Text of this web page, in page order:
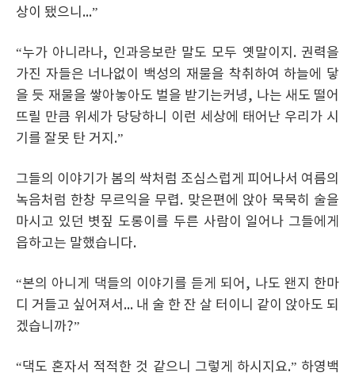
상이 됐으니...”
“누가 아니라나, 인과응보란 말도 모두 옛말이지. 권력을
가진 자들은 너나없이 백성의 재물을 착취하여 하늘에 닿
을 듯 재물을 쌓아놓아도 벌을 받기는커녕, 나는 새도 떨어
뜨릴 만큼 위세가 당당하니 이런 세상에 태어난 우리가 시
기를 잘못 탄 거지.”
그들의 이야기가 봄의 싹처럼 조심스럽게 피어나서 여름의
녹음처럼 한창 무르익을 무렵. 맞은편에 앉아 묵묵히 술을
마시고 있던 볏짚 도롱이를 두른 사람이 일어나 그들에게
읍하고는 말했습니다.
“본의 아니게 댁들의 이야기를 듣게 되어, 나도 왠지 한마
디 거들고 싶어져서... 내 술 한 잔 살 터이니 같이 앉아도 되
겠습니까?”
“댁도 혼자서 적적한 것 같으니 그렇게 하시지요.” 하영백